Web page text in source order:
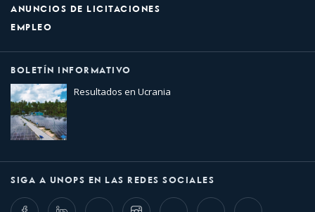
ANUNCIOS DE LICITACIONES
EMPLEO
BOLETÍN INFORMATIVO
Resultados en Ucrania
SIGA A UNOPS EN LAS REDES SOCIALES
FacebookLinkedIn Twitter InstagramWhatsappBluesky Threads